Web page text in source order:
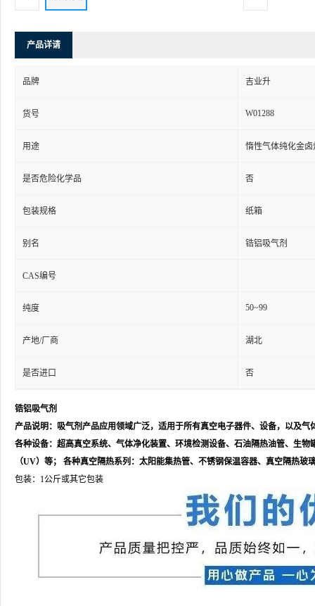
产品详请
品牌 吉业升
货号 W01288
用途 惰性气体纯化金卤
是否危险化学品 否
包装规格 纸箱
别名 锆铝吸气剂
CAS编号
纯度 50~99
产地/厂商 湖北
是否进口 否
锆铝吸气剂
产品说明：吸气剂产品应用领域广泛，适用于所有真空电子器件、设备，以及
各种设备：超高真空系统、气体净化装置、环境检测设备、石油隔热油管、生
（UV）等； 各种真空隔热系列：太阳能集热管、不锈钢保温容器、真空隔热
包装：1公斤或其它包装